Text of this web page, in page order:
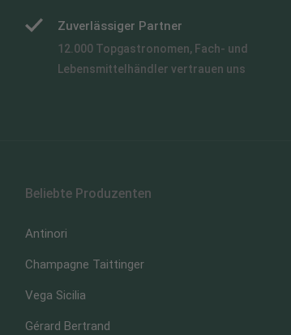
Zuverlässiger Partner
12.000 Topgastronomen, Fach- und
Lebensmittelhändler vertrauen uns
Beliebte Produzenten
Antinori
Champagne Taittinger
Vega Sicilia
Gérard Bertrand